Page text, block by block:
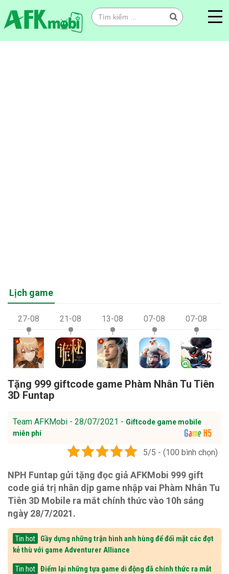
Lịch game
27-08 21-08 13-08 07-08 07-08
Tặng 999 giftcode game Phàm Nhân Tu Tiên
3D Funtap
Team AFKMobi - 28/07/2021 - Giftcode game mobile
miễn phí
5/5 - (100 bình chọn)
NPH Funtap gửi tặng đọc giả AFKMobi 999 gift
code giá trị nhân dịp game nhập vai Phàm Nhân Tu
Tiên 3D Mobile ra mắt chính thức vào 10h sáng
ngày 28/7/2021.
Tin hot
Gầy dựng những trận hình anh hùng để đối mặt các đợt
kẻ thù với game Adventurer Alliance
Tin hot
Điểm lại những tựa game di động đã chính thức ra mắt